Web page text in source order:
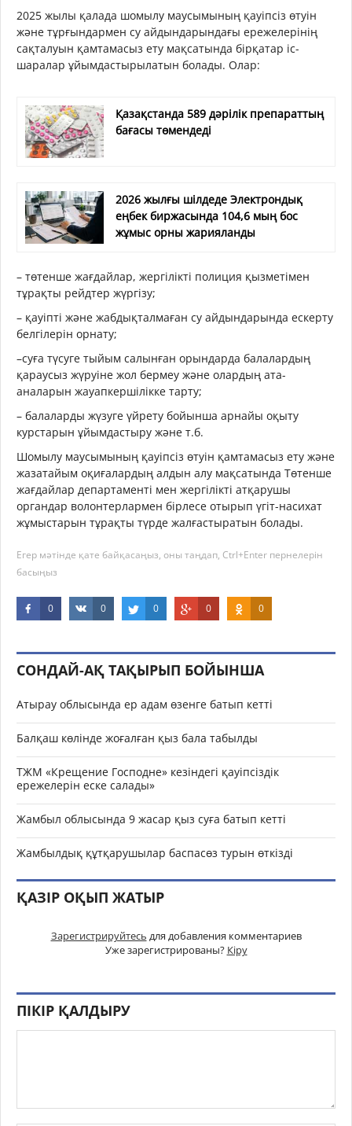
2025 жылы қалада шомылу маусымының қауіпсіз өтуін
және тұрғындармен су айдындарындағы ережелерінің
сақталуын қамтамасыз ету мақсатында бірқатар іс-
шаралар ұйымдастырылатын болады. Олар:
Қазақстанда 589 дәрілік препараттың
бағасы төмендеді
2026 жылғы шілдеде Электрондық
еңбек биржасында 104,6 мың бос
жұмыс орны жарияланды
– төтенше жағдайлар, жергілікті полиция қызметімен
тұрақты рейдтер жүргізу;
– қауіпті және жабдықталмаған су айдындарында ескерту
белгілерін орнату;
–суға түсуге тыйым салынған орындарда балалардың
қараусыз жүруіне жол бермеу және олардың ата-
аналарын жауапкершілікке тарту;
– балаларды жүзуге үйрету бойынша арнайы оқыту
курстарын ұйымдастыру және т.б.
Шомылу маусымының қауіпсіз өтуін қамтамасыз ету және
жазатайым оқиғалардың алдын алу мақсатында Төтенше
жағдайлар департаменті мен жергілікті атқарушы
органдар волонтерлармен бірлесе отырып үгіт-насихат
жұмыстарын тұрақты түрде жалғастыратын болады.
Егер мәтінде қате байқасаңыз, оны таңдап, Ctrl+Enter пернелерін
басыңыз
0 0 0 0 0
СОНДАЙ-АҚ ТАҚЫРЫП БОЙЫНША
Атырау облысында ер адам өзенге батып кетті
Балқаш көлінде жоғалған қыз бала табылды
ТЖМ «Крещение Господне» кезіндегі қауіпсіздік
ережелерін еске салады»
Жамбыл облысында 9 жасар қыз суға батып кетті
Жамбылдық құтқарушылар баспасөз турын өткізді
ҚАЗІР ОҚЫП ЖАТЫР
Зарегистрируйтесь для добавления комментариев
Уже зарегистрированы? Кіру
ПІКІР ҚАЛДЫРУ